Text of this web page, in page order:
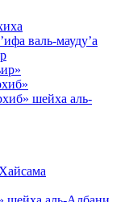
валь-мауду’а
шейха аль-